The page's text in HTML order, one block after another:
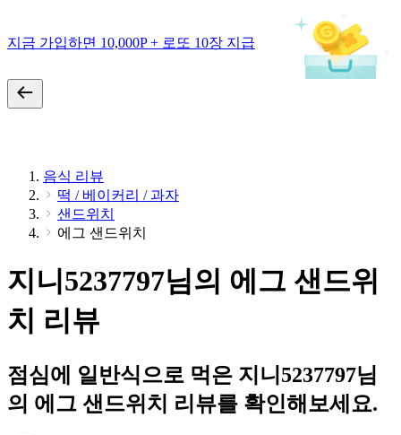
지금 가입하면 10,000P + 로또 10장 지급
음식 리뷰
떡 / 베이커리 / 과자
샌드위치
에그 샌드위치
지니5237797님의 에그 샌드위
치 리뷰
점심에 일반식으로 먹은 지니5237797님
의 에그 샌드위치 리뷰를 확인해보세요.